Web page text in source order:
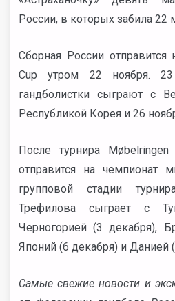
России, в которых забила 22
Сборная России отправится
Cup утром 22 ноября. 23
гандболистки сыграют с
Республикой Корея и 26
После турнира
отправится на чемпионат
групповой стадии
Трефилова сыграет с
Черногорией (3 декабря),
Японий (6 декабря) и Данией
Самые свежие новости и